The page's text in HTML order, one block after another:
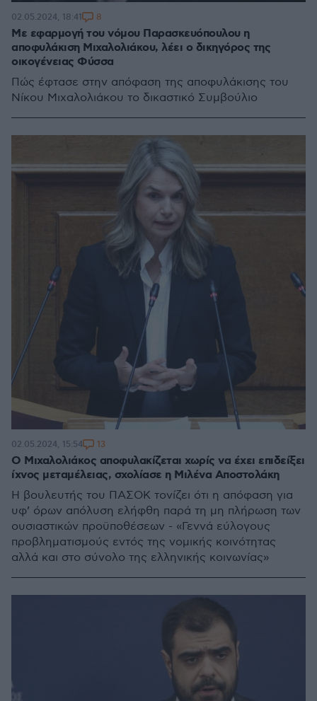
Με εφαρμογή του νόμου Παρασκευόπουλου η
αποφυλάκιση Μιχαλολιάκου, λέει ο δικηγόρος της
οικογένειας Φύσσα
Πώς έφτασε στην απόφαση της αποφυλάκισης του
Νίκου Μιχαλολιάκου το δικαστικό Συμβούλιο
02.05.2024, 18:41 8
Ο Μιχαλολιάκος αποφυλακίζεται χωρίς να έχει επιδείξει
ίχνος μεταμέλειας, σχολίασε η Μιλένα Αποστολάκη
Η βουλευτής του ΠΑΣΟΚ τονίζει ότι η απόφαση για
υφ’ όρων απόλυση ελήφθη παρά τη μη πλήρωση των
ουσιαστικών προϋποθέσεων - «Γεννά εύλογους
προβληματισμούς εντός της νομικής κοινότητας
αλλά και στο σύνολο της ελληνικής κοινωνίας»
02.05.2024, 15:54 13